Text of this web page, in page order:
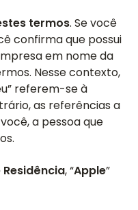
termos. Se você
confirma que possui
em nome da
Nesse contexto,
referem-se à
as referências a
a pessoa que
Residência, “Apple”